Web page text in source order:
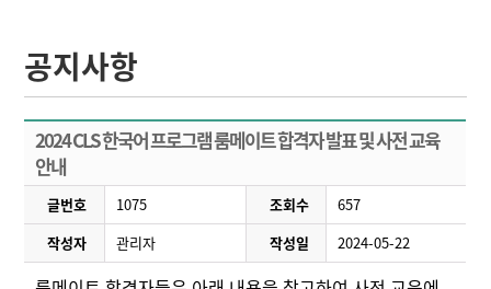
공지사항
2024 CLS 한국어 프로그램 룸메이트 합격자 발표 및 사전 교육
안내
글번호 1075 조회수
657
작성자
관리자 작성일 2024-05-22